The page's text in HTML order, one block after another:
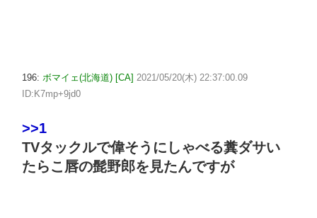
196: ボマイェ(北海道) [CA] 2021/05/20(木) 22:37:00.09
ID:K7mp+9jd0
>>1
TVタックルで偉そうにしゃべる糞ダサい
たらこ唇の髭野郎を見たんですが